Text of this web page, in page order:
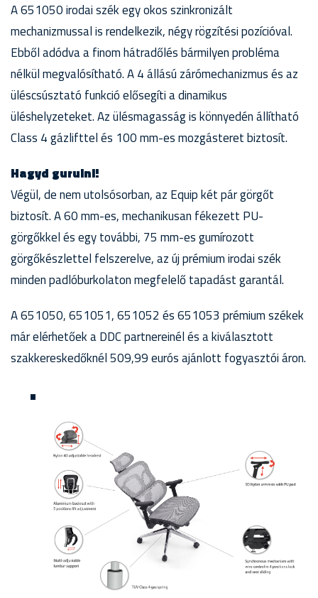
A 651050 irodai szék egy okos szinkronizált
mechanizmussal is rendelkezik, négy rögzítési pozícióval.
Ebből adódva a finom hátradőlés bármilyen probléma
nélkül megvalósítható. A 4 állású zárómechanizmus és az
üléscsúsztató funkció elősegíti a dinamikus
üléshelyzeteket. Az ülésmagasság is könnyedén állítható
Class 4 gázlifttel és 100 mm-es mozgásteret biztosít.
Hagyd gurulni!
Végül, de nem utolsósorban, az Equip két pár görgőt
biztosít. A 60 mm-es, mechanikusan fékezett PU-
görgőkkel és egy további, 75 mm-es gumírozott
görgőkészlettel felszerelve, az új prémium irodai szék
minden padlóburkolaton megfelelő tapadást garantál.
A 651050, 651051, 651052 és 651053 prémium székek
már elérhetőek a DDC partnereinél és a kiválasztott
szakkereskedőknél 509,99 eurós ajánlott fogyasztói áron.